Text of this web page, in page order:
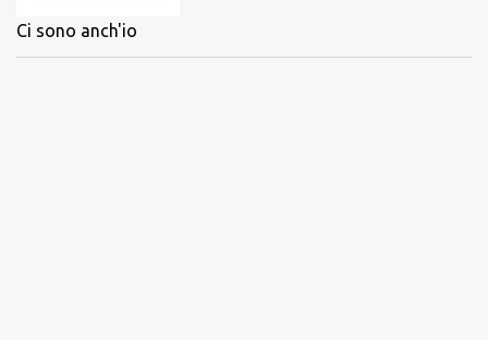
Ci sono anch'io